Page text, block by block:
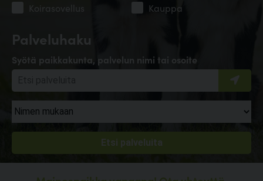
Palveluhaku
Syötä paikkakunta, palvelun nimi tai osoite
Koirasovellus
Kauppa